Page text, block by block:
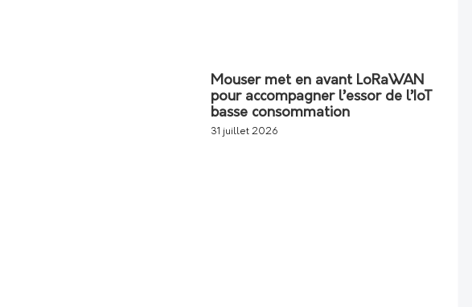
Mouser met en avant LoRaWAN
pour accompagner l’essor de l’IoT
basse consommation
31 juillet 2026